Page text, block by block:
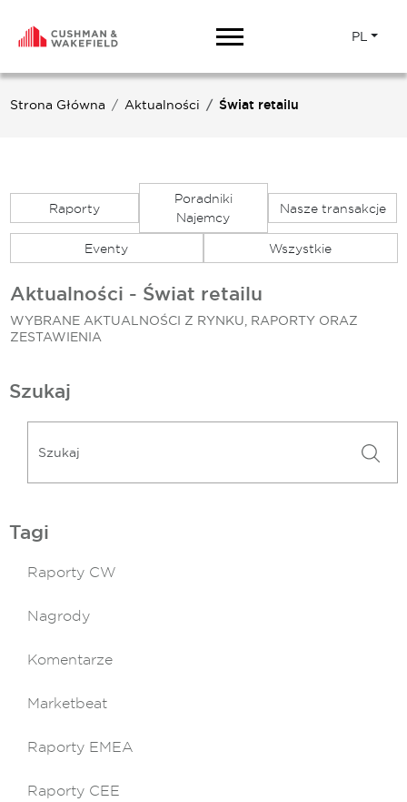
PL
Strona Główna Aktualności Świat retailu
Raporty
Poradniki
Najemcy
Nasze transakcje
Eventy Wszystkie
Aktualności - Świat retailu
WYBRANE AKTUALNOŚCI Z RYNKU, RAPORTY ORAZ
ZESTAWIENIA
Szukaj
Tagi
Raporty CW
Nagrody
Komentarze
Marketbeat
Raporty EMEA
Raporty CEE